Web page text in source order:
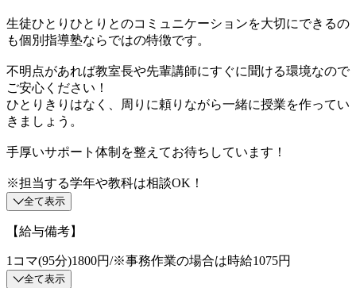
生徒ひとりひとりとのコミュニケーションを大切にできるの
も個別指導塾ならではの特徴です。
不明点があれば教室長や先輩講師にすぐに聞ける環境なので
ご安心ください！
ひとりきりはなく、周りに頼りながら一緒に授業を作ってい
きましょう。
手厚いサポート体制を整えてお待ちしています！
※担当する学年や教科は相談OK！
全て表示
【給与備考】
1コマ(95分)1800円/※事務作業の場合は時給1075円
全て表示